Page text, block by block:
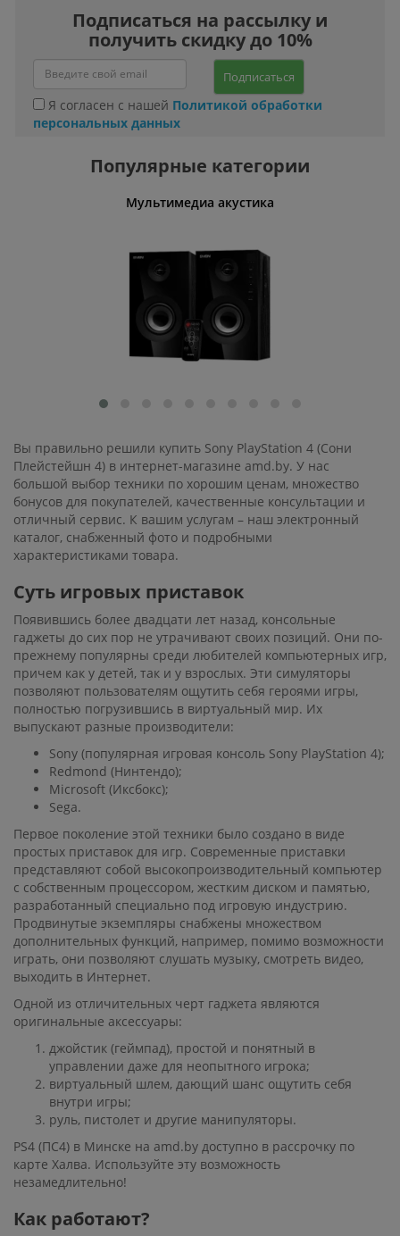
Подписаться на рассылку и
получить скидку до 10%
Подписаться
Я согласен с нашей Политикой обработки
персональных данных
Популярные категории
Мультимедиа акустика
Вы правильно решили купить Sony PlayStation 4 (Сони
Плейстейшн 4) в интернет-магазине amd.by. У нас
большой выбор техники по хорошим ценам, множество
бонусов для покупателей, качественные консультации и
отличный сервис. К вашим услугам – наш электронный
каталог, снабженный фото и подробными
характеристиками товара.
Суть игровых приставок
Появившись более двадцати лет назад, консольные
гаджеты до сих пор не утрачивают своих позиций. Они по-
прежнему популярны среди любителей компьютерных игр,
причем как у детей, так и у взрослых. Эти симуляторы
позволяют пользователям ощутить себя героями игры,
полностью погрузившись в виртуальный мир. Их
выпускают разные производители:
Sony (популярная игровая консоль Sony PlayStation 4);
Redmond (Нинтендо);
Microsoft (Иксбокс);
Sega.
Первое поколение этой техники было создано в виде
простых приставок для игр. Современные приставки
представляют собой высокопроизводительный компьютер
с собственным процессором, жестким диском и памятью,
разработанный специально под игровую индустрию.
Продвинутые экземпляры снабжены множеством
дополнительных функций, например, помимо возможности
играть, они позволяют слушать музыку, смотреть видео,
выходить в Интернет.
Одной из отличительных черт гаджета являются
оригинальные аксессуары:
джойстик (геймпад), простой и понятный в
управлении даже для неопытного игрока;
виртуальный шлем, дающий шанс ощутить себя
внутри игры;
руль, пистолет и другие манипуляторы.
PS4 (ПС4) в Минске на amd.by доступно в рассрочку по
карте Халва. Используйте эту возможность
незамедлительно!
Как работают?